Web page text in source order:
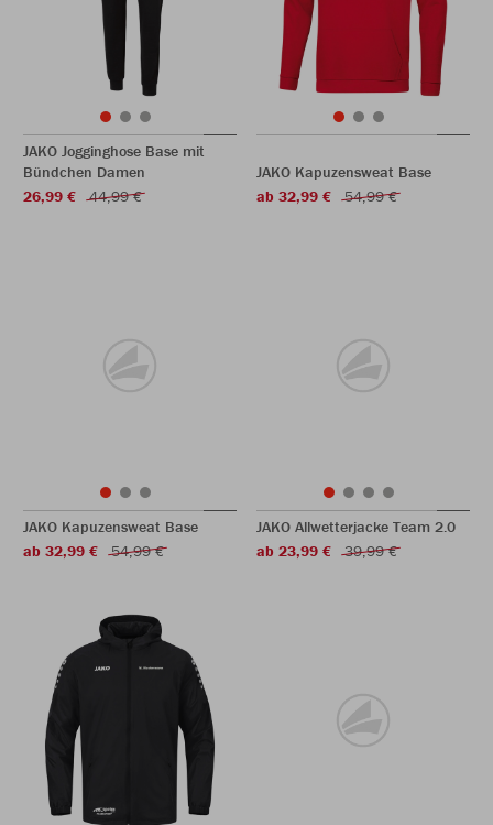
JAKO Jogginghose Base mit
Bündchen Damen
26,99 €
44,99 €
JAKO Kapuzensweat Base
ab 32,99 €
54,99 €
JAKO Kapuzensweat Base
ab 32,99 €
54,99 €
JAKO Allwetterjacke Team 2.0
ab 23,99 €
39,99 €